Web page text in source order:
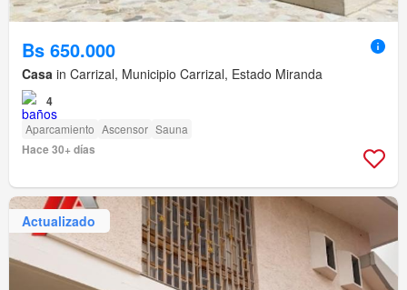
Bs 650.000
Casa in Carrizal, Municipio Carrizal, Estado Miranda
4
Aparcamiento Ascensor Sauna
Hace 30+ días
Actualizado